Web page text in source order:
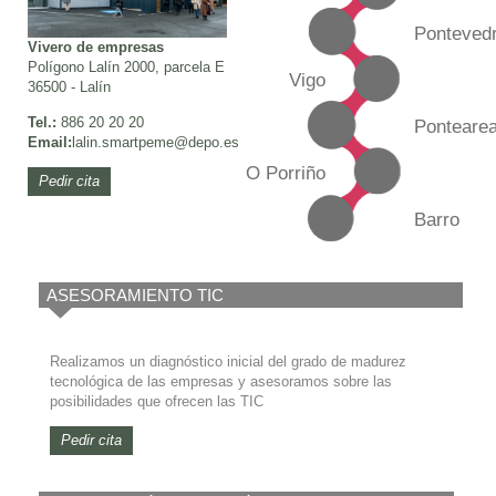
Vivero de empresas
Polígono Lalín 2000, parcela E
36500 - Lalín
Tel.: 886 20 20 20
Email:lalin.smartpeme@depo.es
Pedir cita
Vigo
O Porriño
Barro
ASESORAMIENTO TIC
Realizamos un diagnóstico inicial del grado de madurez
tecnológica de las empresas y asesoramos sobre las
posibilidades que ofrecen las TIC
Pedir cita